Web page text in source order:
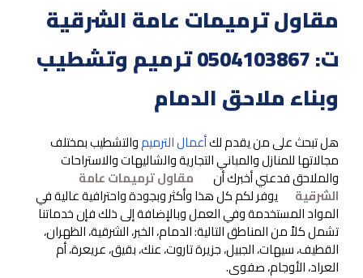
مقاول ترميمات عامة الشرقية
ت: 0504103867 ترميم وتشطيب
وبناء ملاحق الدمام
هل تبحث على من يقدم لكأعمال الترميموالتشطيب بمختلف
مجالاتها للمنازل والمباني التجارية والشاليهات والاستراحات
والملاحق فدعني أخبرك أن مقاول ترميمات عامة
الشرقية يوفر لكم كل هذا وأكثر وبجودة واحترافية عالية في
المواد المستخدمة وفي العمل وبالإضافة إلى ذلك فإن خدماتنا
تشمل كلاً من المناطق التالية: الدمام، الخبر، الشرقية، الظهران،
القطيف، سيهات، الجبيل، جزيرة تاروت، عنك، بقيق، عريعرة، أم
العراد، الأوجام، صفوى.